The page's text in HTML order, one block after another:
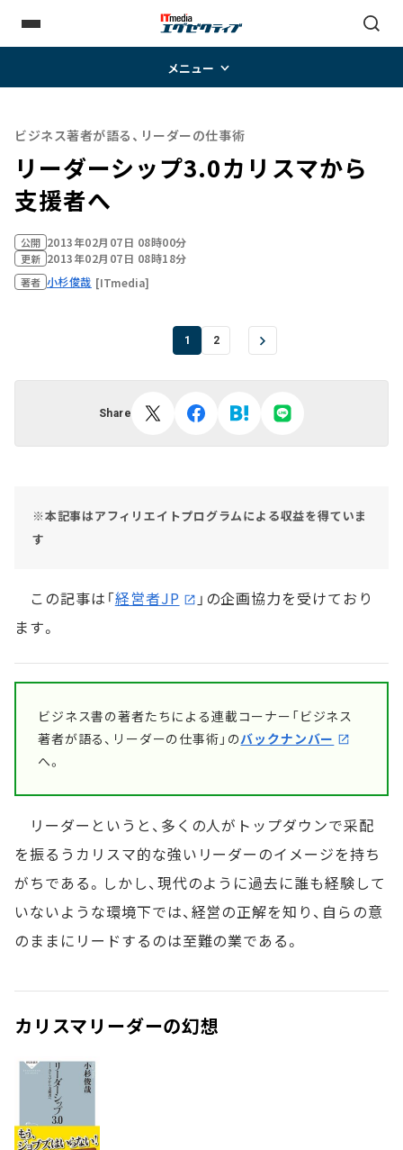
メニュー
ビジネス著者が語る、リーダーの仕事術
リーダーシップ3.0――カリスマから
支援者へ
公開 2013年02月07日 08時00分
更新 2013年02月07日 08時18分
著者 小杉俊哉 [ITmedia]
1 2
Share
※本記事はアフィリエイトプログラムによる収益を得ていま
す
この記事は「経営者JP
」の企画協力を受けており
ます。
ビジネス書の著者たちによる連載コーナー「ビジネス
著者が語る、リーダーの仕事術」のバックナンバー
へ。
リーダーというと、多くの人がトップダウンで采配
を振るうカリスマ的な強いリーダーのイメージを持ち
がちである。しかし、現代のように過去に誰も経験して
いないような環境下では、経営の正解を知り、自らの意
のままにリードするのは至難の業である。
カリスマリーダーの幻想